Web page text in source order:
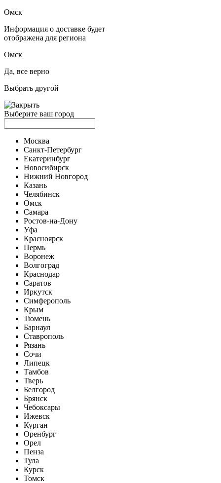
Омск
Информация о доставке будет
отображена для региона
Омск
Да, все верно
Выбрать другой
Выберите ваш город
Москва
Санкт-Петербург
Екатеринбург
Новосибирск
Нижний Новгород
Казань
Челябинск
Омск
Самара
Ростов-на-Дону
Уфа
Красноярск
Пермь
Воронеж
Волгоград
Краснодар
Саратов
Иркутск
Симферополь
Крым
Тюмень
Барнаул
Ставрополь
Рязань
Сочи
Липецк
Тамбов
Тверь
Белгород
Брянск
Чебоксары
Ижевск
Курган
Оренбург
Орел
Пенза
Тула
Курск
Томск